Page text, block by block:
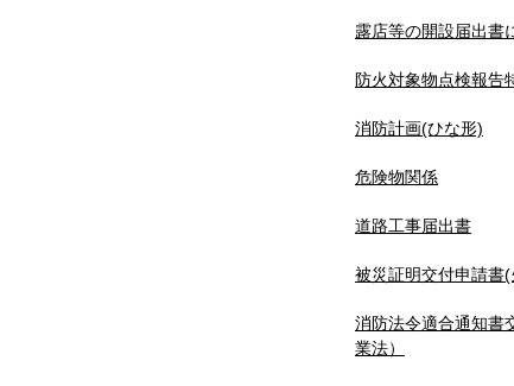
露店等の開設届出書
防火対象物点検報告
消防計画(ひな形)
危険物関係
道路工事届出書
被災証明交付申請書
消防法令適合通知書
業法）